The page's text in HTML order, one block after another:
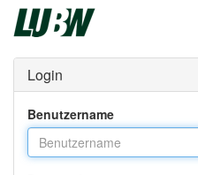
Login
Benutzername